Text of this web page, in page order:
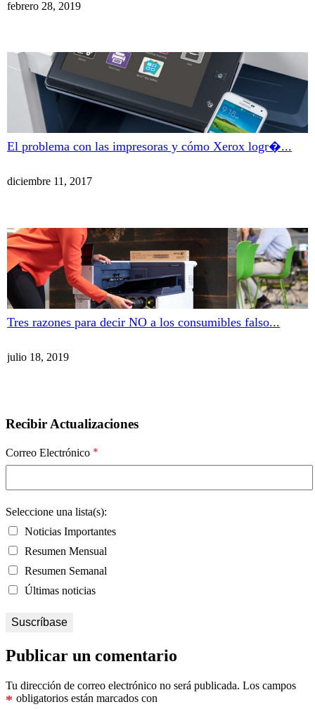
febrero 28, 2019
El problema con las impresoras y cómo Xerox logr�...
diciembre 11, 2017
Tres razones para decir NO a los consumibles falso...
julio 18, 2019
Recibir Actualizaciones
Correo Electrónico *
Seleccione una lista(s):
Noticias Importantes
Resumen Mensual
Resumen Semanal
Últimas noticias
Publicar un comentario
Tu dirección de correo electrónico no será publicada. Los campos
obligatorios están marcados con
*